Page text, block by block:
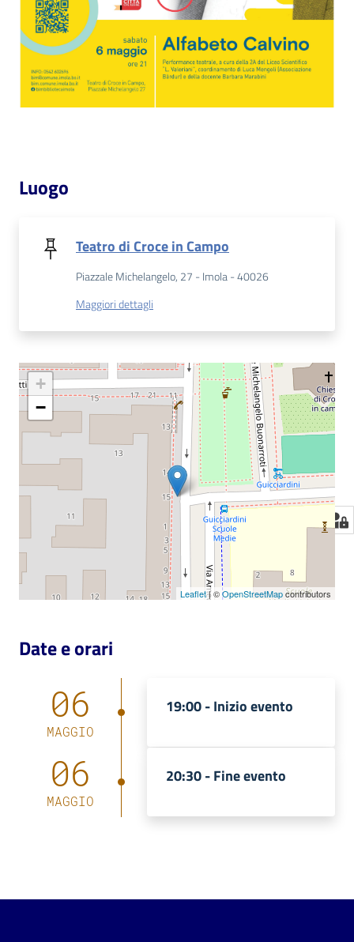
Catalogo
on line
Eventi
Avvisi
Luogo
Teatro di Croce in Campo
Piazzale Michelangelo, 27 - Imola - 40026
Maggiori dettagli
+
−
Leaflet| ©OpenStreetMapcontributors
Date e orari
06
MAGGIO
19:00 -Inizio evento
06
MAGGIO
20:30 -Fine evento